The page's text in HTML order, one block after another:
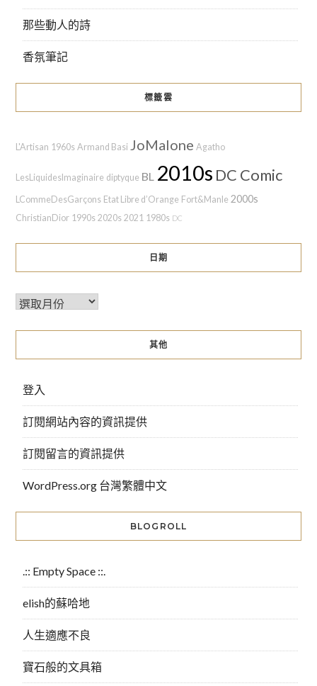
那些動人的詩
香氛筆記
標籤雲
L'Artisan 1960s Armand Basi JoMalone Agatho
LesLiquidesImaginaire diptyque BL 2010s DC Comic
LCommeDesGarçons Etat Libre d’Orange Fort&Manle 2000s
ChristianDior 1990s 2020s 2021 1980s DC
日期
其他
登入
訂閱網站內容的資訊提供
訂閱留言的資訊提供
WordPress.org 台灣繁體中文
BLOGROLL
.:: Empty Space ::.
elish的蘇哈地
人生適應不良
寶石般的文具箱